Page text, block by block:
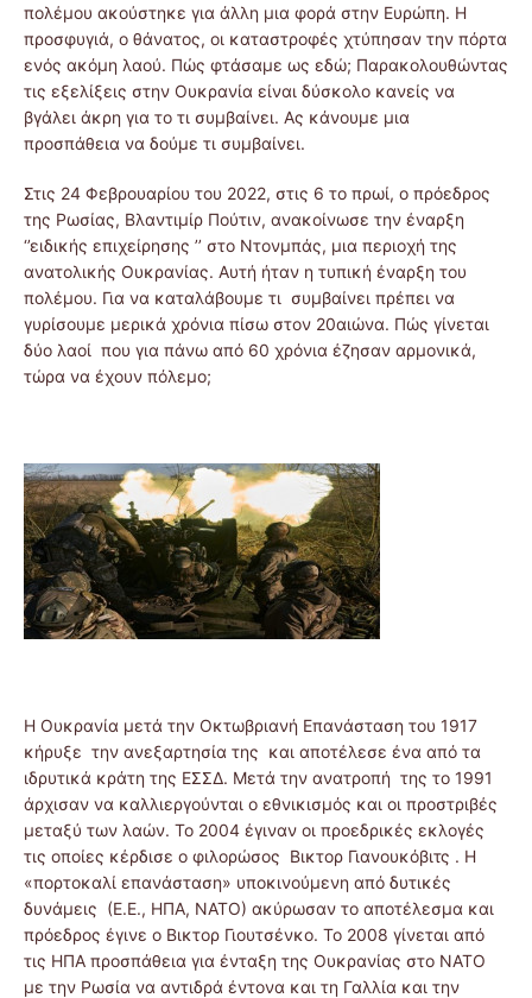
πολέμου ακούστηκε για άλλη μια φορά στην Ευρώπη. Η
προσφυγιά, ο θάνατος, οι καταστροφές χτύπησαν την πόρτα
ενός ακόμη λαού. Πώς φτάσαμε ως εδώ; Παρακολουθώντας
τις εξελίξεις στην Ουκρανία είναι δύσκολο κανείς να
βγάλει άκρη για το τι συμβαίνει. Ας κάνουμε μια
προσπάθεια να δούμε τι συμβαίνει.
Στις 24 Φεβρουαρίου του 2022, στις 6 το πρωί, ο πρόεδρος
της Ρωσίας, Βλαντιμίρ Πούτιν, ανακοίνωσε την έναρξη
‘’ειδικής επιχείρησης ’’ στο Ντονμπάς, μια περιοχή της
ανατολικής Ουκρανίας. Αυτή ήταν η τυπική έναρξη του
πολέμου. Για να καταλάβουμε τι συμβαίνει πρέπει να
γυρίσουμε μερικά χρόνια πίσω στον 20αιώνα. Πώς γίνεται
δύο λαοί που για πάνω από 60 χρόνια έζησαν αρμονικά,
τώρα να έχουν πόλεμο;
Η Ουκρανία μετά την Οκτωβριανή Επανάσταση του 1917
κήρυξε την ανεξαρτησία της και αποτέλεσε ένα από τα
ιδρυτικά κράτη της ΕΣΣΔ. Μετά την ανατροπή της το 1991
άρχισαν να καλλιεργούνται ο εθνικισμός και οι προστριβές
μεταξύ των λαών. Το 2004 έγιναν οι προεδρικές εκλογές
τις οποίες κέρδισε ο φιλορώσος Βικτορ Γιανουκόβιτς . Η
«πορτοκαλί επανάσταση» υποκινούμενη από δυτικές
δυνάμεις (Ε.Ε., ΗΠΑ, ΝΑΤΟ) ακύρωσαν το αποτέλεσμα και
πρόεδρος έγινε ο Βικτορ Γιουτσένκο. Το 2008 γίνεται από
τις ΗΠΑ προσπάθεια για ένταξη της Ουκρανίας στο ΝΑΤΟ
με την Ρωσία να αντιδρά έντονα και τη Γαλλία και την